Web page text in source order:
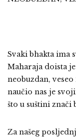
Svaki bhakta ima
Maharaja doista
neobuzdan,
naučio nas je
što u suštini znači
Za našeg